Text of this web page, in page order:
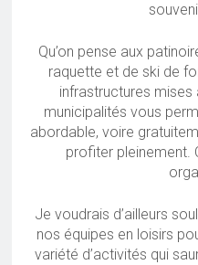
Qu’on pense aux
raquette et de ski de
infrastructures
municipalités vous
abordable, voire
profiter pleinement.
Je voudrais d’ailleurs
nos équipes en loisirs
variété d’activités qui